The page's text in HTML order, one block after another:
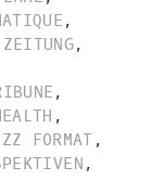
,
,
,
,
FORMAT,
,